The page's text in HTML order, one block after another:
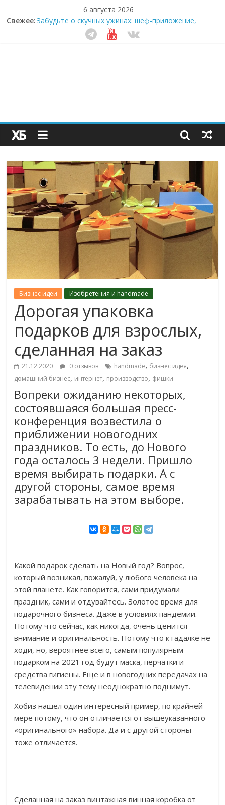
6 августа 2026
Свежее:
Секрет супергидратации: почему кокосовая вода с
пребиотиками становится главным трендом
здорового питания
Забудьте о скучных ужинах: шеф-приложение,
Как простая наклейка заставляет миллионы людей
не забывать о самом важном креме этим летом
Бизнес идеи Изобретения и handmade
Дорогая упаковка
подарков для взрослых,
сделанная на заказ
21.12.2020 0 отзывов handmade, бизнес идея,
домашний бизнес, интернет, производство, фишки
Вопреки ожиданию некоторых,
состоявшаяся большая пресс-
конференция возвестила о
приближении новогодних
праздников. То есть, до Нового
года осталось 3 недели. Пришло
время выбирать подарки. А с
другой стороны, самое время
зарабатывать на этом выборе.
Какой подарок сделать на Новый год? Вопрос,
который возникал, пожалуй, у любого человека на
этой планете. Как говорится, сами придумали
праздник, сами и отдувайтесь. Золотое время для
подарочного бизнеса. Даже в условиях пандемии.
Потому что сейчас, как никогда, очень ценится
внимание и оригинальность. Потому что к гадалке не
ходи, но, вероятнее всего, самым популярным
подарком на 2021 год будут маска, перчатки и
средства гигиены. Еще и в новогодних передачах на
телевидении эту тему неоднократно поднимут.
Хобиз нашел один интересный пример, по крайней
мере потому, что он отличается от вышеуказанного
«оригинального» набора. Да и с другой стороны
тоже отличается.
Сделанная на заказ винтажная винная коробка от